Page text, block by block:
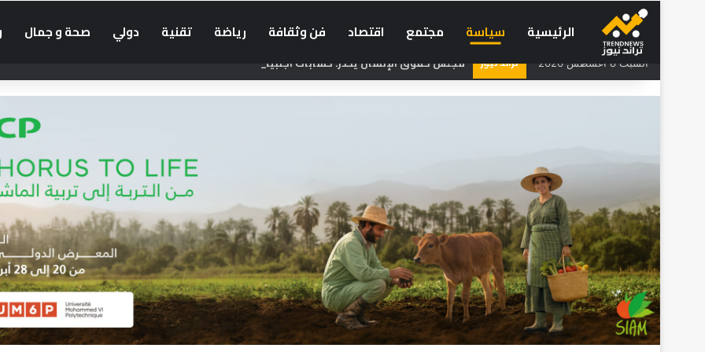
الرئيسية سياسة مجتمع اقتصاد فن وثقافة رياضة تقنية دولي صحة و جمال
السبت 8 أغسطس 2026 تراند نيوز مجلس حقوق الإنسان يحذر: حسابات أجنبية تضلل الراغبين في العبور إلى سبتة